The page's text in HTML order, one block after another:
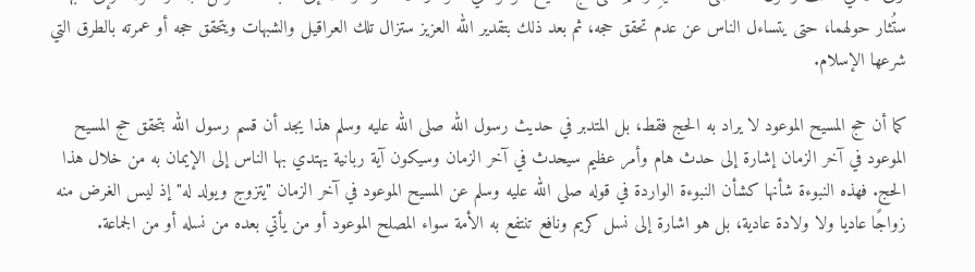
ستُثار حولهما، حتى يتساءل الناس عن عدم تحقق حجه، ثم بعد ذلك بتقدير الله العزيز ستزال تلك العراقيل والشبهات ويتحقق حجه أو عمرته بالطرق التي
شرعها الإسلام.
كما أن حج المسيح الموعود لا يراد به الحج فقط، بل المتدبر في حديث رسول الله صلى الله عليه وسلم هذا يجد أن قسم رسول الله بتحقق حج المسيح
الموعود في آخر الزمان إشارة إلى حدث هام وأمر عظيم سيحدث في آخر الزمان وسيكون آية ربانية يهتدي بها الناس إلى الإيمان به من خلال هذا
الحج. فهذه النبوءة شأنها كشأن النبوءة الواردة في قوله صلى الله عليه وسلم عن المسيح الموعود في آخر الزمان "يتزوج ويولد له" إذ ليس الغرض منه
زواجًا عاديا ولا ولادة عادية، بل هو اشارة إلى نسل كريم ونافع تنتفع به الأمة سواء المصلح الموعود أو من يأتي بعده من نسله أو من الجماعة.